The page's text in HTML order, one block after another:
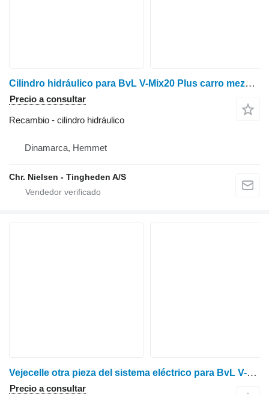
Cilindro hidráulico para BvL V-Mix20 Plus carro mezclador
Precio a consultar
Recambio - cilindro hidráulico
Dinamarca, Hemmet
Chr. Nielsen - Tingheden A/S
Vejecelle otra pieza del sistema eléctrico para BvL V-Mix20 Plus carro mezclador
Precio a consultar